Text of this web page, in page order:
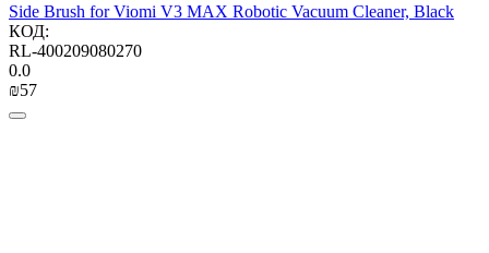
Side Brush for Viomi V3 MAX Robotic Vacuum Cleaner, Black
КОД:
RL-400209080270
0.0
₪‍57‍